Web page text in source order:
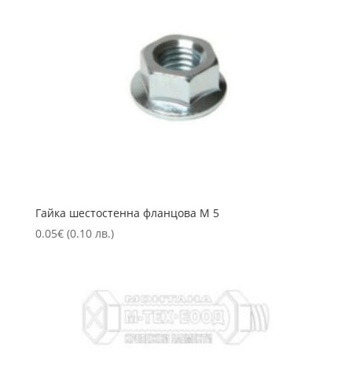
Гайка шестостенна фланцова М 5
0.05€ (0.10 лв.)